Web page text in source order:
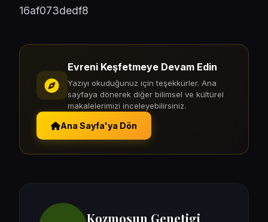
16af073dedf8
Evreni Keşfetmeye Devam Edin
Yazıyı okuduğunuz için teşekkürler. Ana
sayfaya dönerek diğer bilimsel ve kültürel
makalelerimizi inceleyebilirsiniz.
Ana Sayfa'ya Dön
Kozmosun Genetigi